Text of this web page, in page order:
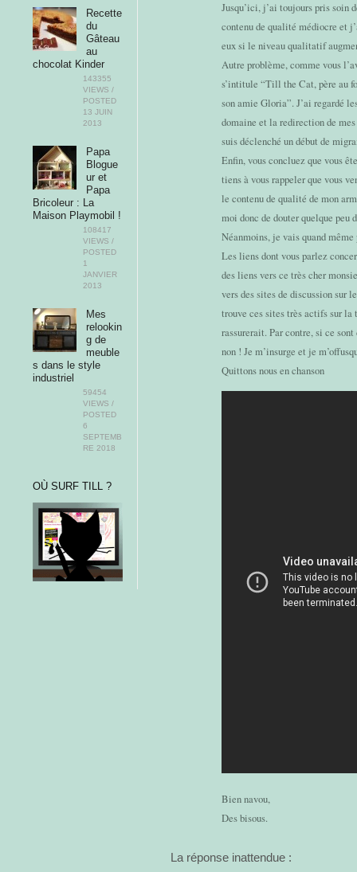
Jusqu’ici, j’ai toujours pris soin
contenu de qualité médiocre et
eux si le niveau qualitatif
Autre problème, comme vous
s’intitule “Till the Cat, père au
son amie Gloria”. J’ai regardé
domaine et la redirection de
suis déclenché un début de
Enfin, vous concluez que vous
tiens à vous rappeler que vous
le contenu de qualité de mon
moi donc de douter quelque peu
Néanmoins, je vais quand
Les liens dont vous parlez
des liens vers ce très cher
vers des sites de discussion sur
trouve ces sites très actifs sur
rassurerait. Par contre, si ce
non ! Je m’insurge et je
Quittons nous en chanson
Bien navou,
Des bisous.
La réponse inattendue :
Recette
du
Gâteau
au
chocolat Kinder
143355
VIEWS /
POSTED
13 JUIN
2013
Papa
Blogue
ur et
Papa
Bricoleur : La
Maison Playmobil !
108417
VIEWS /
POSTED
1
JANVIER
2013
Mes
relookin
g de
meuble
s dans le style
industriel
59454
VIEWS /
POSTED
6
SEPTEMB
RE 2018
OÙ SURF TILL ?